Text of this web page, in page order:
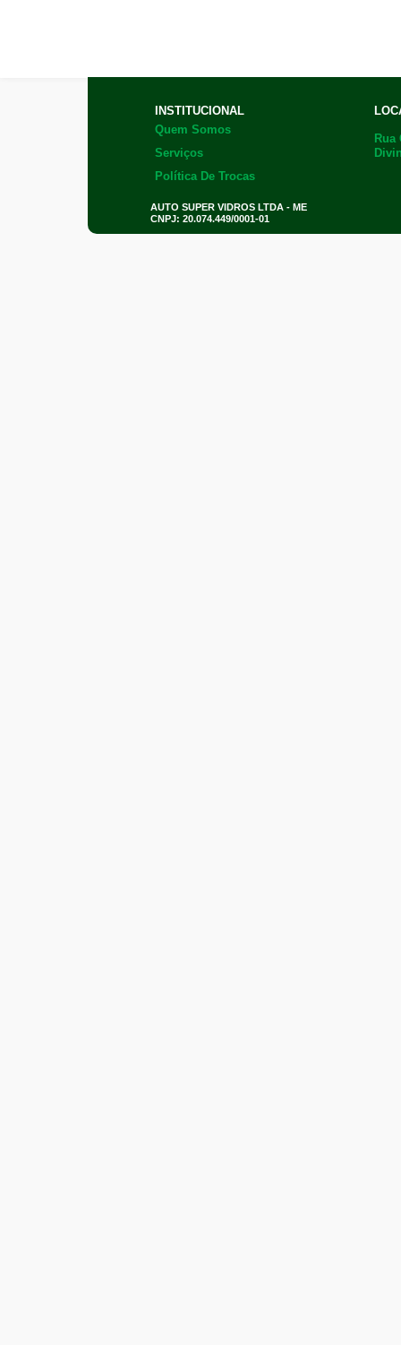
INSTITUCIONAL
Quem Somos
Serviços
Política De Trocas
Rua
AUTO SUPER VIDROS LTDA - ME
CNPJ: 20.074.449/0001-01